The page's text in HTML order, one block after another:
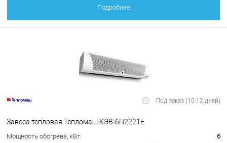
Подробнее
Под заказ (10-12 дней)
Завеса тепловая Тепломаш КЭВ-6П2221Е
Мощность обогрева, кВт:
6